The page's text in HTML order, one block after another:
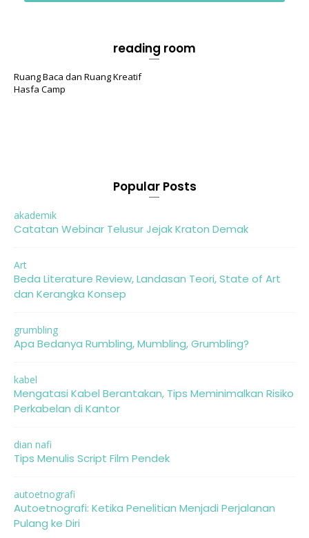
reading room
Ruang Baca dan Ruang Kreatif
Hasfa Camp
Popular Posts
akademik
Catatan Webinar Telusur Jejak Kraton Demak
Art
Beda Literature Review, Landasan Teori, State of Art
dan Kerangka Konsep
grumbling
Apa Bedanya Rumbling, Mumbling, Grumbling?
kabel
Mengatasi Kabel Berantakan, Tips Meminimalkan Risiko
Perkabelan di Kantor
dian nafi
Tips Menulis Script Film Pendek
autoetnografi
Autoetnografi: Ketika Penelitian Menjadi Perjalanan
Pulang ke Diri